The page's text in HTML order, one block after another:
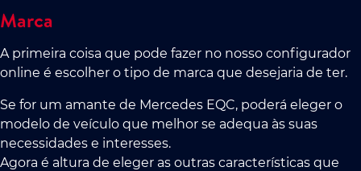
Marca
A primeira coisa que pode fazer no nosso configurador
online é escolher o tipo de marca que desejaria de ter.
Se for um amante de Mercedes EQC, poderá eleger o
modelo de veículo que melhor se adequa às suas
necessidades e interesses.
Agora é altura de eleger as outras características que